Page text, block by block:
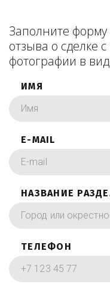
Заполните
отзыва о сделке
фотографии в
ИМЯ
E-MAIL
НАЗВАНИЕ
ТЕЛЕФОН